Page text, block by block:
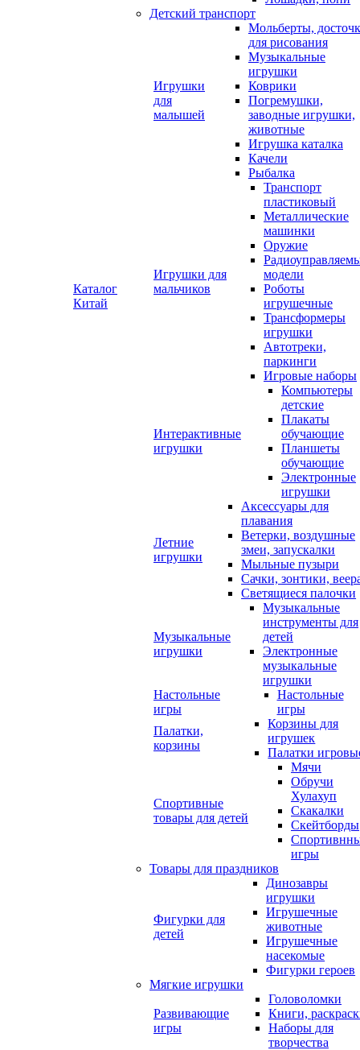
Каталог
Китай
Детский транспорт
Игрушки
для
малышей
Мольберты,
для рисования
Музыкальные
игрушки
Коврики
Погремушки,
заводные игрушки,
животные
Игрушка каталка
Качели
Рыбалка
Игрушки для
мальчиков
Транспорт
пластиковый
Металлические
машинки
Оружие
модели
Роботы
игрушечные
Трансформеры
игрушки
Автотреки,
паркинги
Игровые наборы
Интерактивные
игрушки
Компьютеры
детские
Плакаты
обучающие
Планшеты
обучающие
Электронные
игрушки
Летние
игрушки
Аксессуары для
плавания
Ветерки, воздушные
змеи, запускалки
Мыльные пузыри
Сачки, зонтики,
Светящиеся палочки
Музыкальные
игрушки
Музыкальные
инструменты для
детей
Электронные
музыкальные
игрушки
Настольные
игры
Настольные
игры
Палатки,
корзины
Корзины для
игрушек
Палатки
Спортивные
товары для детей
Мячи
Обручи
Хулахуп
Скакалки
Скейтборды
игры
Товары для праздников
Фигурки для
детей
Динозавры
игрушки
Игрушечные
животные
Игрушечные
насекомые
Фигурки героев
Мягкие игрушки
Развивающие
игры
Головоломки
Книги,
Наборы для
творчества